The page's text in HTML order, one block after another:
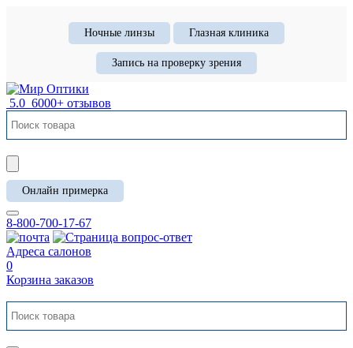
Ночные линзы Глазная клиника
Запись на проверку зрения
5.0 6000+ отзывов
Онлайн примерка
8-800-700-17-67
Адреса салонов
0
Корзина заказов